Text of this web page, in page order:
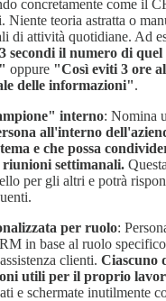
concretamente come il
Niente teoria astratta o
di attività quotidiane. Ad
secondi il numero di quel
oppure "Così eviti 3 ore
delle informazioni".
interno: Nomina
all'interno
e che possa
riunioni settimanali.
per gli altri e potrà
per ruolo:
in base al ruolo
clienti. Ciascuno
utili per il proprio
e schermate inutilmente